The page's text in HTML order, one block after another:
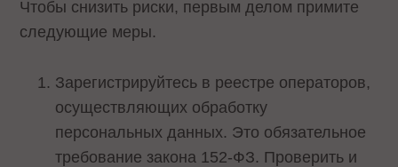
Чтобы снизить риски, первым делом примите
следующие меры.
Зарегистрируйтесь в реестре операторов,
осуществляющих обработку
персональных данных. Это обязательное
требование закона 152-ФЗ. Проверить и